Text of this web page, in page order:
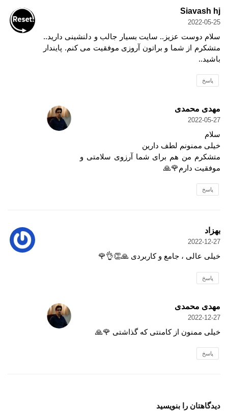
Siavash hj
2022-05-25
سلام دوست عزیز.. سایت بسیار جالب و دلنشینی دارید..
متشکرم از شما و براتون آروزی موفقیت می کنم. پایندار
باشید..
پاسخ
مهدی محمدی
2022-05-27
سلام
خیلی ممنونم لطف دارین
متشکرم من هم برای شما آرزوی سلامتی و
موفقیت دارم🌹🙏
پاسخ
بهزاد
2022-12-27
خیلی عالی ، جامع و کاربردی 🙏👏👌🌹
پاسخ
مهدی محمدی
2022-12-27
خیلی ممنون از کامنتی که گذاشتی 🌹🙏
پاسخ
دیدگاهتان را بنویسید